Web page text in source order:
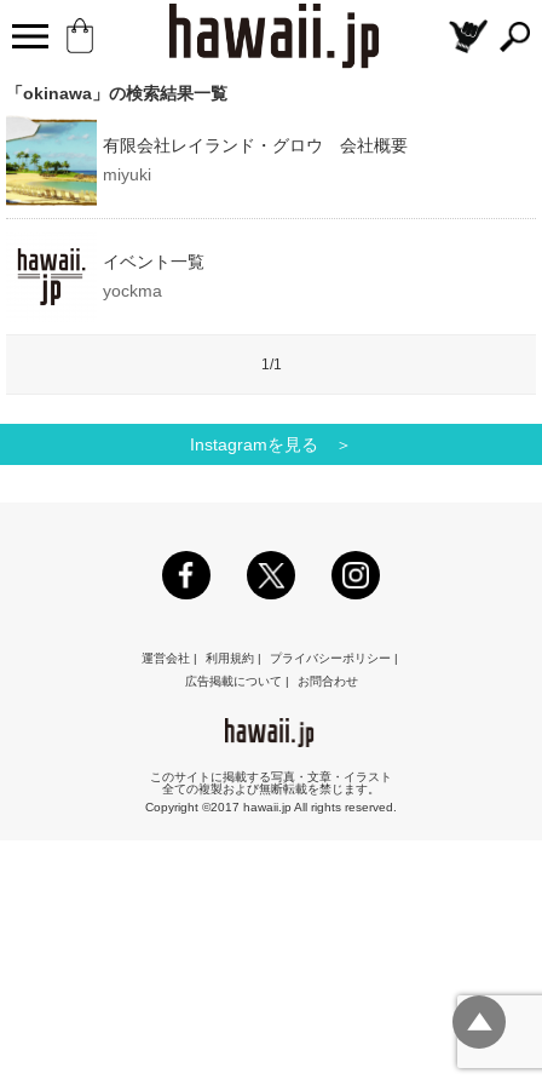
「okinawa」の検索結果一覧
有限会社レイランド・グロウ 会社概要
miyuki
イベント一覧
yockma
1/1
Instagramを見る ＞
運営会社| 利用規約| プライバシーポリシー |
広告掲載について | お問合わせ
このサイトに掲載する写真・文章・イラスト
全ての複製および無断転載を禁じます。
Copyright ©2017 hawaii.jp All rights reserved.